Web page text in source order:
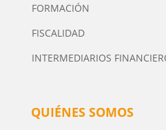
FORMACIÓN
FISCALIDAD
INTERMEDIARIOS
QUIÉNES SOMOS